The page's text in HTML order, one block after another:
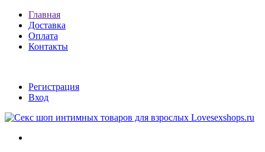
Главная
Доставка
Оплата
Контакты
Регистрация
Вход